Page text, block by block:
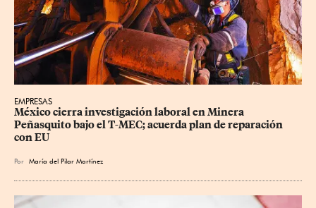
EMPRESAS
México cierra investigación laboral en Minera
Peñasquito bajo el T-MEC; acuerda plan de reparación
con EU
Por María del Pilar Martínez